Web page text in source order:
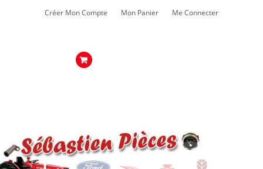
Créer Mon Compte Mon Panier Me Connecter